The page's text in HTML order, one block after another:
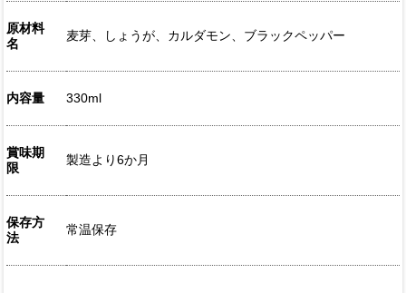
原材料
名
麦芽、しょうが、カルダモン、ブラックペッパー
内容量 330ml
賞味期
限
製造より6か月
保存方
法
常温保存